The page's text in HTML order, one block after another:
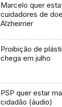
Marcelo quer
cuidadores de
Alzheimer
Proibição de
chega em julho
PSP quer estar
cidadão (áudio)